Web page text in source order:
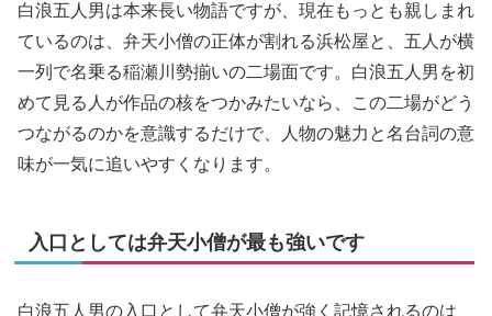
白浪五人男は本来長い物語ですが、現在もっとも親しまれ
ているのは、弁天小僧の正体が割れる浜松屋と、五人が横
一列で名乗る稲瀬川勢揃いの二場面です。白浪五人男を初
めて見る人が作品の核をつかみたいなら、この二場がどう
つながるのかを意識するだけで、人物の魅力と名台詞の意
味が一気に追いやすくなります。
入口としては弁天小僧が最も強いです
白浪五人男の入口として弁天小僧が強く記憶されるのは、